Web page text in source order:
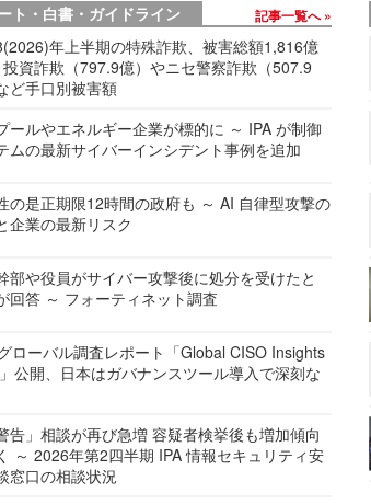
ト・白書・ガイドライン 記事一覧へ
年上半期の特殊詐欺、被害総額1,816億
資詐欺（797.9億）やニセ警察詐欺（507.9
ど手口別被害額
ールやエネルギー企業が標的に ～ IPA が制御
ムの最新サイバーインシデント事例を追加
の是正期限12時間の政府も ～ AI 自律型攻撃の
企業の最新リスク
部や役員がサイバー攻撃後に処分を受けたと
回答 ～ フォーティネット調査
ローバル調査レポート「Global CISO Insights
公開、日本はガバナンスツール導入で深刻な
告」相談が再び急増 容疑者検挙後も増加傾向
～ 2026年第2四半期 IPA 情報セキュリティ安
窓口の相談状況